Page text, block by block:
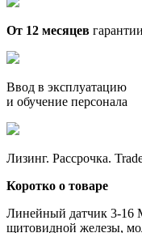
От 12 месяцев гарантии
Ввод в эксплуатацию
и обучение персонала
Лизинг. Рассрочка.
Коротко о товаре
Линейный датчик 3-16
щитовидной железы,